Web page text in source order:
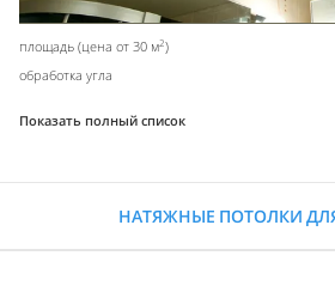
площадь (цена от 30 м2)
обработка угла
Показать полный список
НАТЯЖНЫЕ ПОТОЛКИ